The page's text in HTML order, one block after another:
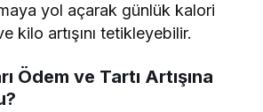
yol açarak günlük kalori
kilo artışını tetikleyebilir.
Ödem ve Tartı Artışına